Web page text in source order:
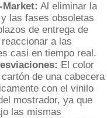
Al eliminar la
las fases obsoletas
de entrega de
a las
casi en tiempo real.
El color
de una cabecera
con el vinilo
mostrador, ya que
las mismas